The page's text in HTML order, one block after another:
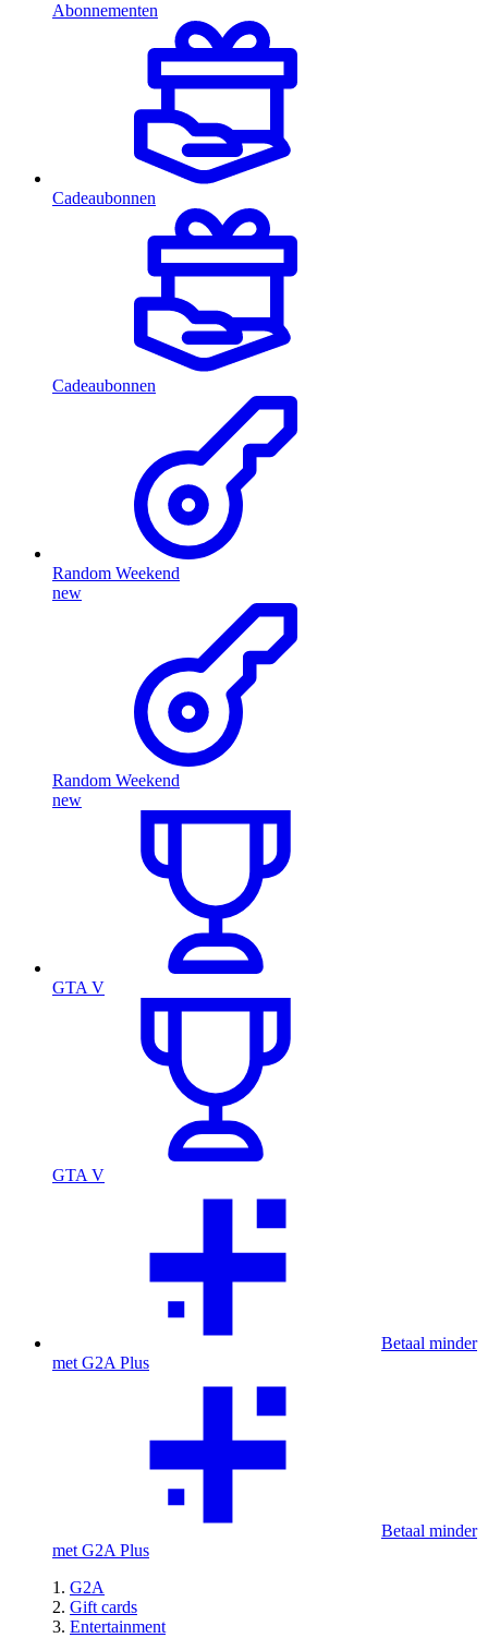
Abonnementen
Cadeaubonnen
Cadeaubonnen
Random Weekend
new
Random Weekend
new
GTA V
GTA V
Betaal minder
met G2A Plus
Betaal minder
met G2A Plus
G2A
Gift cards
Entertainment